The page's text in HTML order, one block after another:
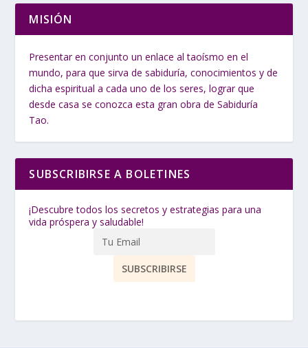
MISIÓN
Presentar en conjunto un enlace al taoísmo en el
mundo, para que sirva de sabiduría, conocimientos y de
dicha espiritual a cada uno de los seres, lograr que
desde casa se conozca esta gran obra de Sabiduría
Tao.
SUBSCRIBIRSE A BOLETINES
¡Descubre todos los secretos y estrategias para una
vida próspera y saludable!